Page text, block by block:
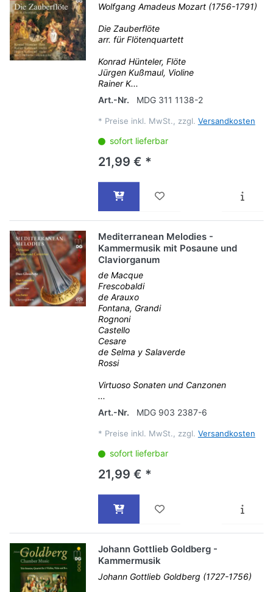
Wolfgang Amadeus Mozart (1756-1791)
Die Zauberflöte
arr. für Flötenquartett
Konrad Hünteler, Flöte
Jürgen Kußmaul, Violine
Rainer K...
Art.-Nr.
MDG 311 1138-2
* Preise inkl. MwSt., zzgl. Versandkosten
sofort lieferbar
21,99 € *
Mediterranean Melodies -
Kammermusik mit Posaune und
Claviorganum
de Macque
Frescobaldi
de Arauxo
Fontana, Grandi
Rognoni
Castello
Cesare
de Selma y Salaverde
Rossi
Virtuoso Sonaten und Canzonen
...
Art.-Nr.
MDG 903 2387-6
* Preise inkl. MwSt., zzgl. Versandkosten
sofort lieferbar
21,99 € *
Johann Gottlieb Goldberg -
Kammermusik
Johann Gottlieb Goldberg (1727-1756)